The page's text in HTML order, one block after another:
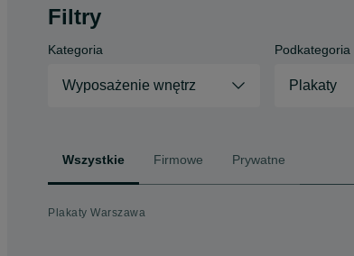
Filtry
Kategoria
Wyposażenie wnętrz
Podkategoria
Plakaty
Wszystkie Firmowe Prywatne
Plakaty Warszawa